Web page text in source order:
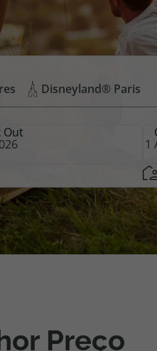
Disneyland® Paris
Out
Preço